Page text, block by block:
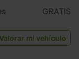
GRATIS
Valorar mi vehículo